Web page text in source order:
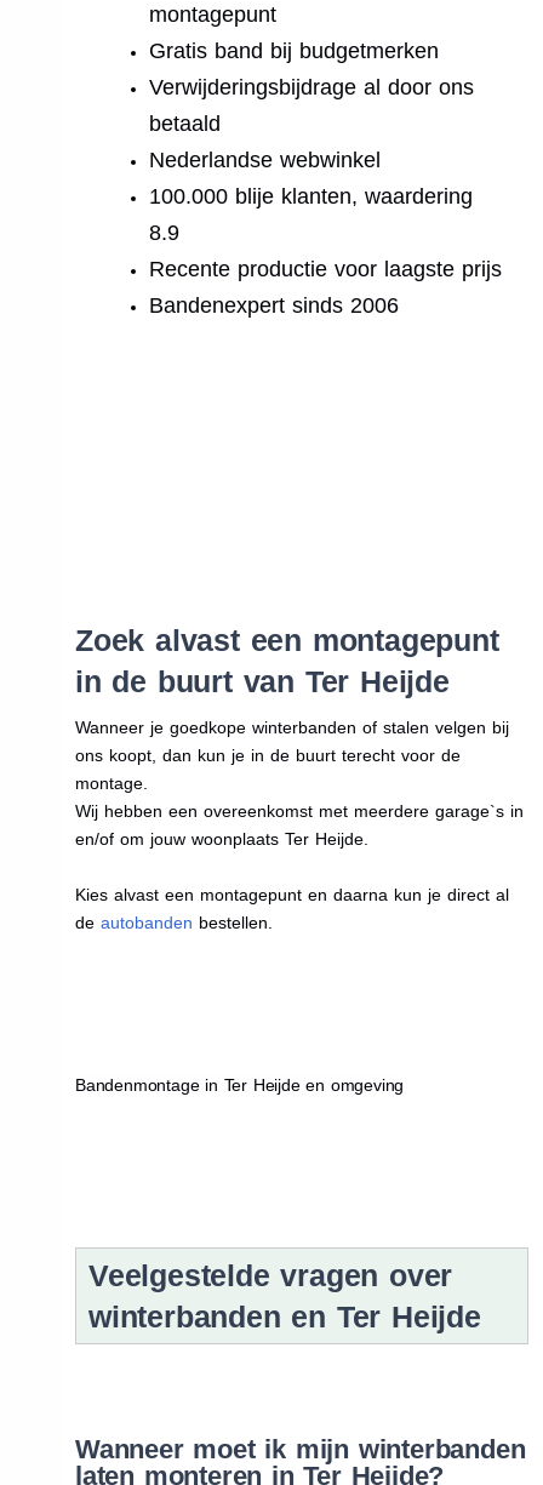
montagepunt
Gratis band bij budgetmerken
Verwijderingsbijdrage al door ons
betaald
Nederlandse webwinkel
100.000 blije klanten, waardering
8.9
Recente productie voor laagste prijs
Bandenexpert sinds 2006
Zoek alvast een montagepunt
in de buurt van Ter Heijde
Wanneer je goedkope winterbanden of stalen velgen bij
ons koopt, dan kun je in de buurt terecht voor de
montage.
Wij hebben een overeenkomst met meerdere garage`s in
en/of om jouw woonplaats Ter Heijde.
Kies alvast een montagepunt en daarna kun je direct al
de autobanden bestellen.
Bandenmontage in Ter Heijde en omgeving
Veelgestelde vragen over
winterbanden en Ter Heijde
Wanneer moet ik mijn winterbanden
laten monteren in Ter Heijde?